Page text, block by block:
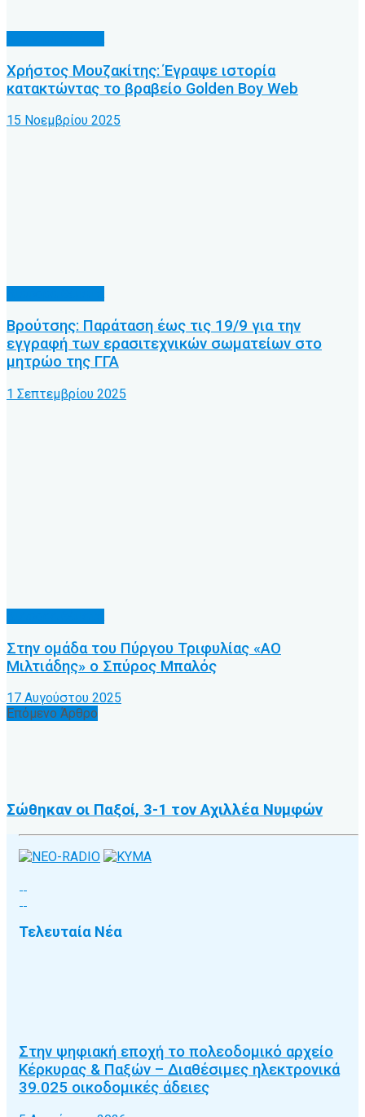
Χρήστος Μουζακίτης: Έγραψε ιστορία
κατακτώντας το βραβείο Golden Boy Web
15 Νοεμβρίου 2025
Βρούτσης: Παράταση έως τις 19/9 για την
εγγραφή των ερασιτεχνικών σωματείων στο
μητρώο της ΓΓΑ
1 Σεπτεμβρίου 2025
Στην ομάδα του Πύργου Τριφυλίας «ΑΟ
Μιλτιάδης» ο Σπύρος Μπαλός
17 Αυγούστου 2025
Επόμενο Άρθρο
Σώθηκαν οι Παξοί, 3-1 τον Αχιλλέα Νυμφών
Τελευταία Νέα
Στην ψηφιακή εποχή το πολεοδομικό αρχείο
Κέρκυρας & Παξών – Διαθέσιμες ηλεκτρονικά
39.025 οικοδομικές άδειες